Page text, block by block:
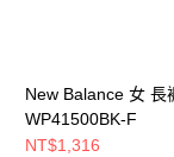
New Balance 女 長
WP41500BK-F
NT$1,316